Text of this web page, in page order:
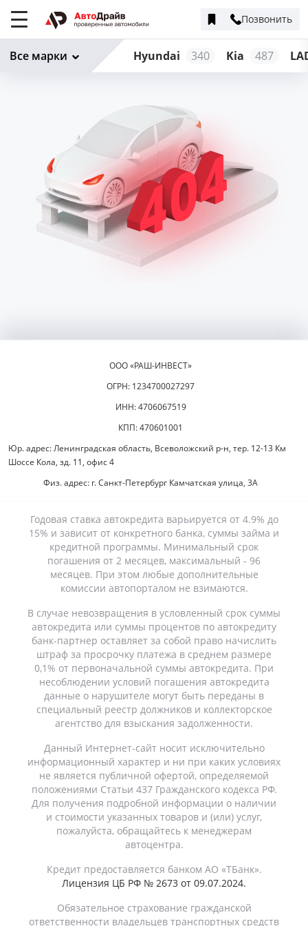
Позвонить
Hyundai 340 Kia 487
Все марки
ООО «РАШ-ИНВЕСТ»
ОГРН: 1234700027297
ИНН: 4706067519
КПП: 470601001
Юр. адрес: Ленинградская область, Всеволожский р-н, тер. 12-13 Км
Шоссе Кола, зд. 11, офис 4
Физ. адрес: г. Санкт-Петербург Камчатская улица, 3А
Годовая ставка автокредита варьируется от 4.9% до
15% и зависит от конкретного банка, суммы займа и
кредитной программы. Минимальный срок
погашения от 2 месяцев, максимальный - 96
месяцев. При этом любые дополнительные
комиссии автопорталом не взимаются.
В случае невозвращения в условленный срок суммы
автокредита или суммы процентов по автокредиту
банк-партнер оставляет за собой право начислить
штраф за просрочку платежа в среднем размере
0,1% от первоначальной суммы автокредита. При
несоблюдении условий погашения автокредита
данные о нарушителе могут быть переданы в
специальный реестр должников и коллекторское
агентство для взыскания задолженности.
Данный Интернет-сайт носит исключительно
информационный характер и ни при каких условиях
не является публичной офертой, определяемой
положениями Статьи 437 Гражданского кодекса РФ.
Для получения подробной информации о наличии
и стоимости указанных товаров и (или) услуг,
пожалуйста, обращайтесь к менеджерам
автоцентра.
Кредит предоставляется банком АО «ТБанк».
Лицензия ЦБ РФ № 2673 от 09.07.2024.
Обязательное страхование гражданской
ответственности владельцев транспортных средств